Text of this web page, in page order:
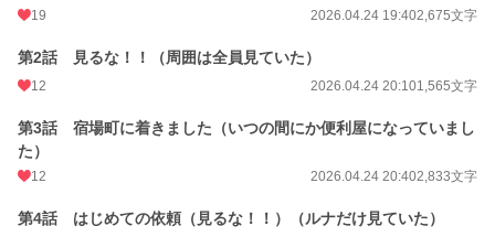
挙句の果てには、追放したはずの元リーダーまでが「戻ってきてくれ」と押しか
つの間にか英雄として記録されていく物語。
★全35話完結済み・毎日更新。エターなし。最後まで安心してお読みいただけ
ます。
本作は他サイトでの重複投稿を同一名義で行っております。
小説 37,726 位 / 228,834 件
19 2026.04.24 19:402,675文字
第2話 見るな！！（周囲は全員見ていた）
12 2026.04.24 20:101,565文字
第3話 宿場町に着きました（いつの間にか便利屋になっていまし
た）
12 2026.04.24 20:402,833文字
第4話 はじめての依頼（見るな！！）（ルナだけ見ていた）